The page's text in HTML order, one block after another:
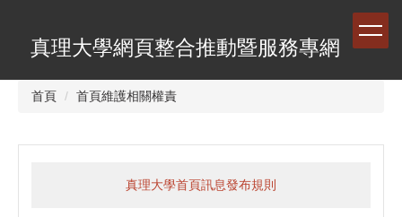
真理大學網頁整合推動暨服務專網
首頁 首頁維護相關權責
真理大學首頁訊息發布規則